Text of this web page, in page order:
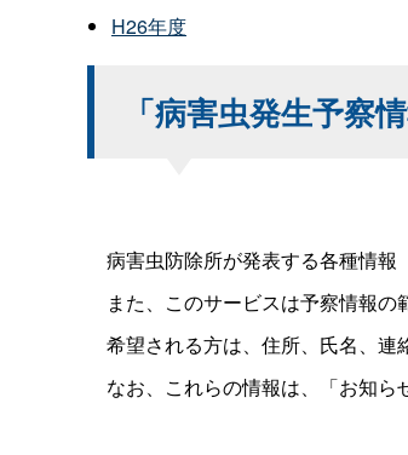
H26年度
「病害虫発生予察
病害虫防除所が発表する各種情報
また、このサービスは予察情報の
希望される方は、住所、氏名、連
なお、これらの情報は、「お知ら